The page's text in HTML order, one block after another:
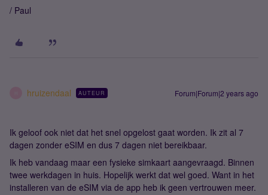
/ Paul
hruizendaal AUTEUR Forum|Forum|2 years ago
Ik geloof ook niet dat het snel opgelost gaat worden. Ik zit al 7
dagen zonder eSIM en dus 7 dagen niet bereikbaar.
Ik heb vandaag maar een fysieke simkaart aangevraagd. Binnen
twee werkdagen in huis. Hopelijk werkt dat wel goed. Want in het
installeren van de eSIM via de app heb ik geen vertrouwen meer.